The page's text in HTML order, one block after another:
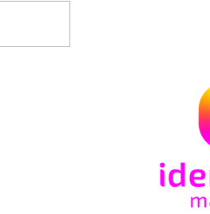
Magyarország elleni meccsre